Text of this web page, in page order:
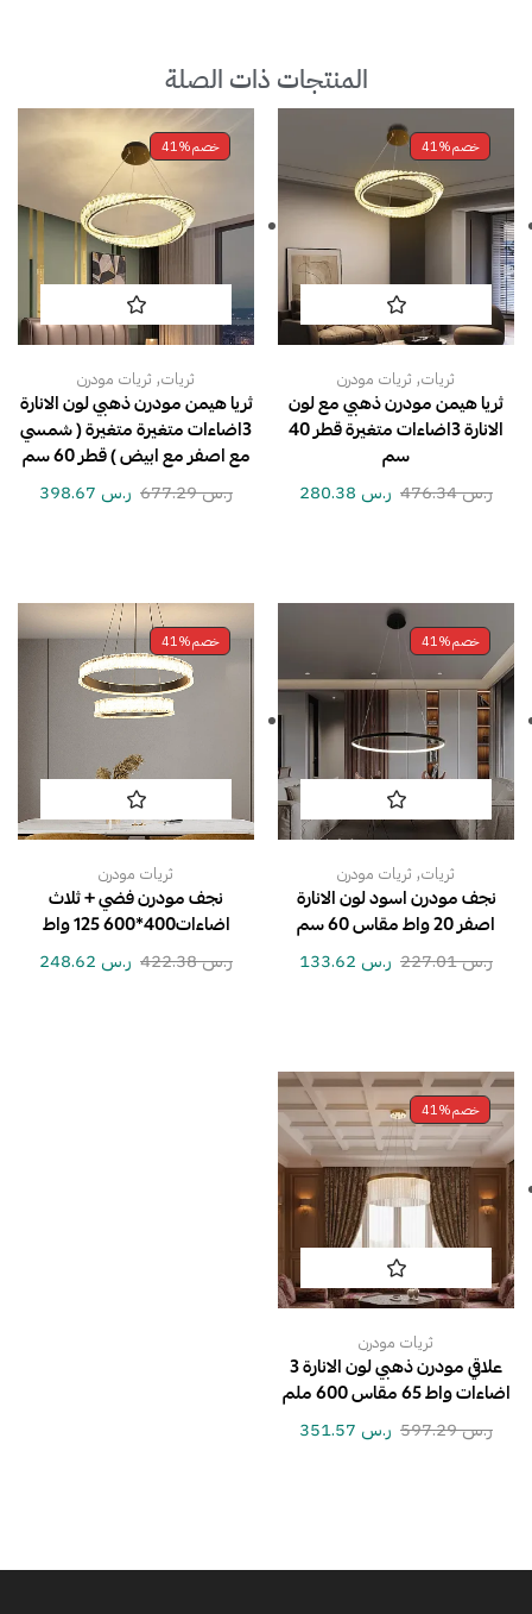
المنتجات ذات الصلة
خصم41%
ثريات, ثريات مودرن
ثريا هيمن مودرن ذهبي مع لون
الانارة 3اضاءات متغيرة قطر 40
سم
ر.س476.34 ر.س
خصم41%
ثريات, ثريات مودرن
ثريا هيمن مودرن ذهبي لون الانارة
3اضاءات متغيرة متغيرة ( شمسي
مع اصفر مع ابيض ) قطر 60 سم
ر.س677.29 ر.س
خصم41%
ثريات, ثريات مودرن
نجف مودرن اسود لون الانارة
اصفر 20 واط مقاس 60 سم
ر.س227.01 ر.س
خصم41%
ثريات مودرن
نجف مودرن فضي + ثلاث
اضاءات400*600 125 واط
ر.س422.38 ر.س
خصم41%
ثريات مودرن
علاقي مودرن ذهبي لون الانارة 3
اضاءات واط 65 مقاس 600 ملم
ر.س597.29 ر.س